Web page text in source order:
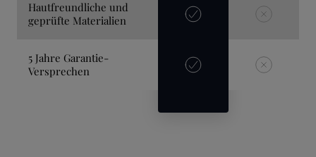
Hautfreundliche und
geprüfte Materialien
5 Jahre Garantie-
Versprechen